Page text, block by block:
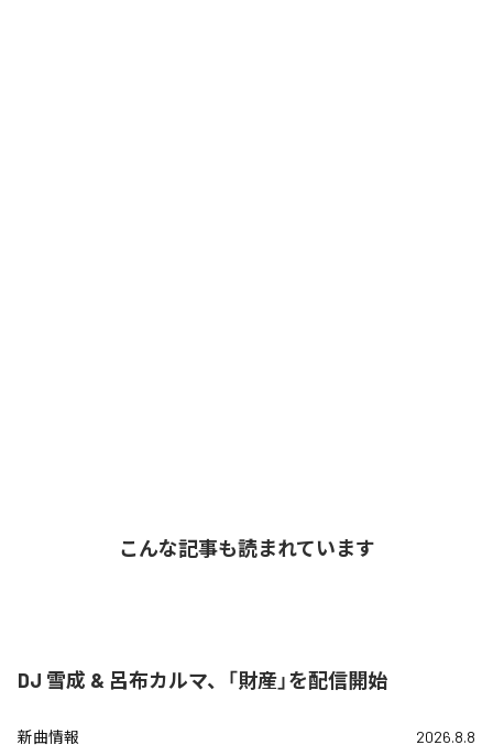
こんな記事も読まれています
DJ 雪成 & 呂布カルマ、「財産」を配信開始
新曲情報 2026.8.8